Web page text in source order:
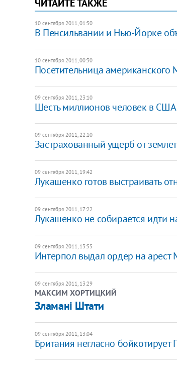
ЧИТАЙТЕ ТАКЖЕ
10 сентября 2011, 01:50
В Пенсильвании и Нью-Йорке
10 сентября 2011, 00:30
Посетительница американского
09 сентября 2011, 23:10
Шесть миллионов человек в США
09 сентября 2011, 22:10
Застрахованный ущерб от
09 сентября 2011, 19:42
Лукашенко готов выстраивать
09 сентября 2011, 17:22
Лукашенко не собирается идти
09 сентября 2011, 13:55
Интерпол выдал ордер на
09 сентября 2011, 13:29
МАКСИМ ХОРТИЦКИЙ
Зламані Штати
09 сентября 2011, 13:04
Британия негласно бойкотирует